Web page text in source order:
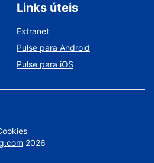
Links úteis
Extranet
Pulse para Android
Pulse para iOS
2026